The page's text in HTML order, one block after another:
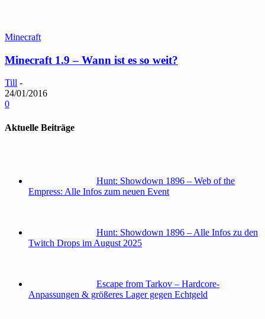
Minecraft
Minecraft 1.9 – Wann ist es so weit?
Till -
24/01/2016
0
Aktuelle Beiträge
Hunt: Showdown 1896 – Web of the
Empress: Alle Infos zum neuen Event
Hunt: Showdown 1896 – Alle Infos zu den
Twitch Drops im August 2025
Escape from Tarkov – Hardcore-
Anpassungen & größeres Lager gegen Echtgeld